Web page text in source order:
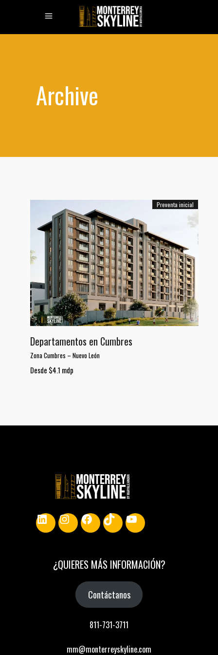
Archive
Preventa inicial
Departamentos en Cumbres
Zona Cumbres – Nuevo León
Desde $4.1 mdp
LinkedInInstagram
Facebook
TikTokYouTube
¿QUIERES MÁS INFORMACIÓN?
Contáctanos
811-731-3711
mm@monterreyskyline.com